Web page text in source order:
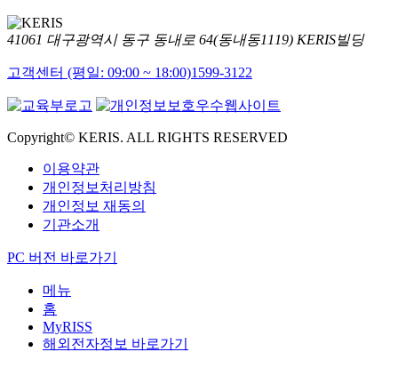
41061 대구광역시 동구 동내로 64(동내동1119) KERIS빌딩
고객센터 (평일: 09:00 ~ 18:00)1599-3122
Copyright© KERIS. ALL RIGHTS RESERVED
이용약관
개인정보처리방침
개인정보 재동의
기관소개
PC 버전 바로가기
메뉴
홈
MyRISS
해외전자정보 바로가기